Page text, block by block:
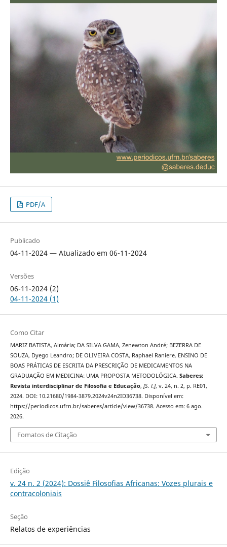
PDF/A
Publicado
04-11-2024 — Atualizado em 06-11-2024
Versões
06-11-2024 (2)
04-11-2024 (1)
Como Citar
MARIZ BATISTA, Almária; DA SILVA GAMA, Zenewton André; BEZERRA DE
SOUZA, Dyego Leandro; DE OLIVEIRA COSTA, Raphael Raniere. ENSINO DE
BOAS PRÁTICAS DE ESCRITA DA PRESCRIÇÃO DE MEDICAMENTOS NA
GRADUAÇÃO EM MEDICINA: UMA PROPOSTA METODOLÓGICA. Saberes:
Revista interdisciplinar de Filosofia e Educação, [S. l.], v. 24, n. 2, p. RE01,
2024. DOI: 10.21680/1984-3879.2024v24n2ID36738. Disponível em:
https://periodicos.ufrn.br/saberes/article/view/36738. Acesso em: 6 ago.
2026.
Fomatos de Citação
Edição
v. 24 n. 2 (2024): Dossiê Filosofias Africanas: Vozes plurais e
contracoloniais
Seção
Relatos de experiências